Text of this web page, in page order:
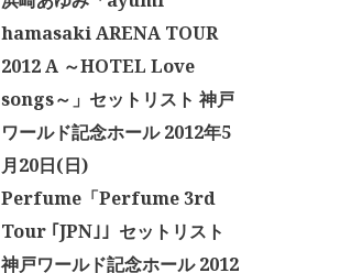
hamasaki ARENA TOUR
2012 A ～HOTEL Love
songs～」セットリスト 神戸
ワールド記念ホール 2012年5
月20日(日)
Perfume「Perfume 3rd
Tour ｢JPN｣」セットリスト
神戸ワールド記念ホール 2012